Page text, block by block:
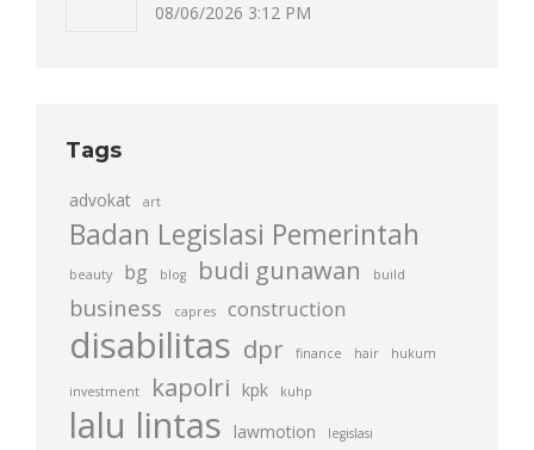
08/06/2026 3:12 PM
Tags
advokat art
Badan Legislasi Pemerintah
beauty bg blog budi gunawan build
business capres construction
disabilitas dpr finance hair hukum
investment kapolri kpk kuhp
lalu lintas lawmotion legislasi